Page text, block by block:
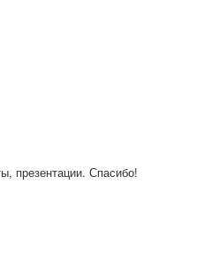
презентации. Спасибо!